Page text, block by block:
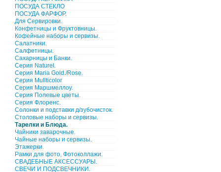
ПОСУДА СТЕКЛО
ПОСУДА ФАРФОР.
Для Сервировки.
Конфетницы и Фруктовницы.
Кофейные наборы и сервизы.
Салатники.
Салфетницы.
Сахарницы и Банки.
Серия Naturel.
Серия Maria Gold./Rose.
Серия Mullticolor
Серия Маршмеллоу.
Серия Полевые цветы.
Серия Флоренс.
Солонки и подставки д/зубочисток.
Столовые наборы и сервизы.
Тарелки и Блюда.
Чайники заварочные.
Чайные наборы и сервизы.
Этажерки.
Рамки для фото, Фотоколлажи.
СВАДЕБНЫЕ АКСЕССУАРЫ.
СВЕЧИ И ПОДСВЕЧНИКИ.